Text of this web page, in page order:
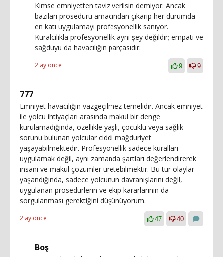
Kimse emniyetten taviz verilsin demiyor. Ancak
bazıları prosedürü amacından çıkarıp her durumda
en katı uygulamayı profesyonellik sanıyor.
Kuralcılıkla profesyonellik aynı şey değildir; empati ve
sağduyu da havacılığın parçasıdır.
2 ay önce 9 9
777
Emniyet havacılığın vazgeçilmez temelidir. Ancak emniyet
ile yolcu ihtiyaçları arasında makul bir denge
kurulamadığında, özellikle yaşlı, çocuklu veya sağlık
sorunu bulunan yolcular ciddi mağduriyet
yaşayabilmektedir. Profesyonellik sadece kuralları
uygulamak değil, aynı zamanda şartları değerlendirerek
insani ve makul çözümler üretebilmektir. Bu tür olaylar
yaşandığında, sadece yolcunun davranışlarını değil,
uygulanan prosedürlerin ve ekip kararlarının da
sorgulanması gerektiğini düşünüyorum.
2 ay önce 47 40
Boş